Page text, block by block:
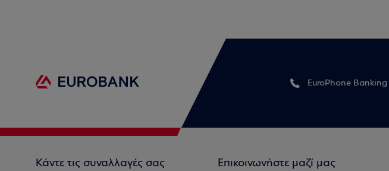
EuroPhone Banking
Κάντε τις συναλλαγές σας Επικοινωνήστε μαζί μας